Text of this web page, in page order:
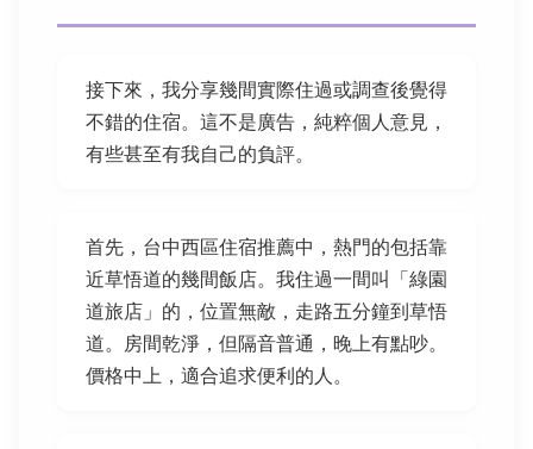
接下來，我分享幾間實際住過或調查後覺得
不錯的住宿。這不是廣告，純粹個人意見，
有些甚至有我自己的負評。
首先，台中西區住宿推薦中，熱門的包括靠
近草悟道的幾間飯店。我住過一間叫「綠園
道旅店」的，位置無敵，走路五分鐘到草悟
道。房間乾淨，但隔音普通，晚上有點吵。
價格中上，適合追求便利的人。